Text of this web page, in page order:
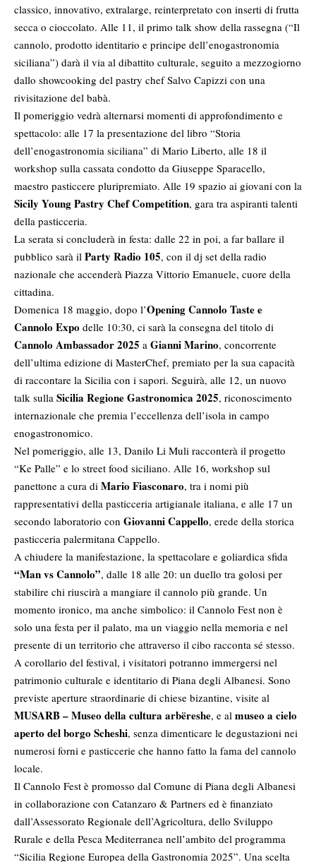
classico, innovativo, extralarge, reinterpretato con inserti di frutta
secca o cioccolato. Alle 11, il primo talk show della rassegna (“Il
cannolo, prodotto identitario e principe dell’enogastronomia
siciliana”) darà il via al dibattito culturale, seguito a mezzogiorno
dallo showcooking del pastry chef Salvo Capizzi con una
rivisitazione del babà.
Il pomeriggio vedrà alternarsi momenti di approfondimento e
spettacolo: alle 17 la presentazione del libro “Storia
dell’enogastronomia siciliana” di Mario Liberto, alle 18 il
workshop sulla cassata condotto da Giuseppe Sparacello,
maestro pasticcere pluripremiato. Alle 19 spazio ai giovani con la
Sicily Young Pastry Chef Competition, gara tra aspiranti talenti
della pasticceria.
La serata si concluderà in festa: dalle 22 in poi, a far ballare il
pubblico sarà il Party Radio 105, con il dj set della radio
nazionale che accenderà Piazza Vittorio Emanuele, cuore della
cittadina.
Domenica 18 maggio, dopo l’Opening Cannolo Taste e
Cannolo Expo delle 10:30, ci sarà la consegna del titolo di
Cannolo Ambassador 2025 a Gianni Marino, concorrente
dell’ultima edizione di MasterChef, premiato per la sua capacità
di raccontare la Sicilia con i sapori. Seguirà, alle 12, un nuovo
talk sulla Sicilia Regione Gastronomica 2025, riconoscimento
internazionale che premia l’eccellenza dell’isola in campo
enogastronomico.
Nel pomeriggio, alle 13, Danilo Li Muli racconterà il progetto
“Ke Palle” e lo street food siciliano. Alle 16, workshop sul
panettone a cura di Mario Fiasconaro, tra i nomi più
rappresentativi della pasticceria artigianale italiana, e alle 17 un
secondo laboratorio con Giovanni Cappello, erede della storica
pasticceria palermitana Cappello.
A chiudere la manifestazione, la spettacolare e goliardica sfida
“Man vs Cannolo”, dalle 18 alle 20: un duello tra golosi per
stabilire chi riuscirà a mangiare il cannolo più grande. Un
momento ironico, ma anche simbolico: il Cannolo Fest non è
solo una festa per il palato, ma un viaggio nella memoria e nel
presente di un territorio che attraverso il cibo racconta sé stesso.
A corollario del festival, i visitatori potranno immergersi nel
patrimonio culturale e identitario di Piana degli Albanesi. Sono
previste aperture straordinarie di chiese bizantine, visite al
MUSARB – Museo della cultura arbëreshe, e al museo a cielo
aperto del borgo Scheshi, senza dimenticare le degustazioni nei
numerosi forni e pasticcerie che hanno fatto la fama del cannolo
locale.
Il Cannolo Fest è promosso dal Comune di Piana degli Albanesi
in collaborazione con Catanzaro & Partners ed è finanziato
dall’Assessorato Regionale dell’Agricoltura, dello Sviluppo
Rurale e della Pesca Mediterranea nell’ambito del programma
“Sicilia Regione Europea della Gastronomia 2025”. Una scelta